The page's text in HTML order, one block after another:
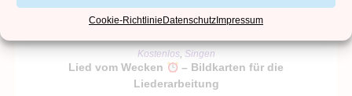
Cookie-RichtlinieDatenschutzImpressum
IN DEN WARENKORB
Kostenlos, Singen
Lied vom Wecken
– Bildkarten für die
Liederarbeitung